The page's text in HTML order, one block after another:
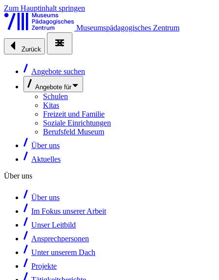
Zum Hauptinhalt springen
Museumspädagogisches Zentrum
Zurück
Angebote suchen
Angebote für
Schulen
Kitas
Freizeit und Familie
Soziale Einrichtungen
Berufsfeld Museum
Über uns
Aktuelles
Über uns
Über uns
Im Fokus unserer Arbeit
Unser Leitbild
Ansprechpersonen
Unter unserem Dach
Projekte